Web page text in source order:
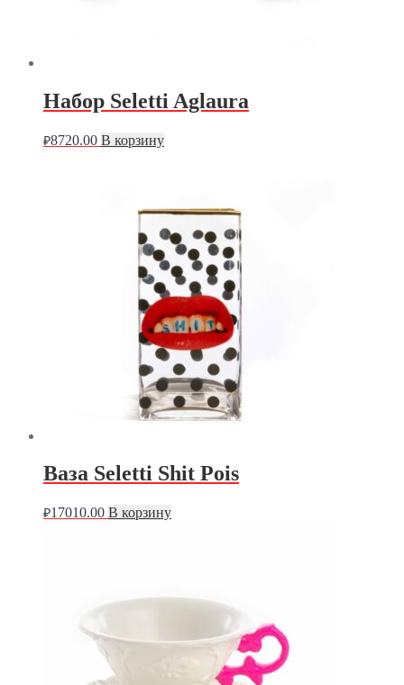
Набор Seletti Aglaura
₽8720.00 В корзину
Ваза Seletti Shit Pois
₽17010.00 В корзину